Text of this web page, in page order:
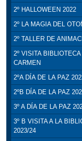
2º HALLOWEEN 2022
2º LA MAGIA DEL
2º TALLER DE
2º VISITA
CARMEN
2ºA DÍA DE LA PAZ
2ºB DÍA DE LA PAZ
3º A DÍA DE LA PAZ
3º B VISITA A LA
2023/24